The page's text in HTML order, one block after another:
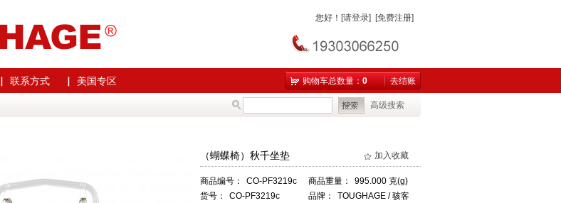
您好 ！ [请登录] [免费注册]
▏ 联系方式 ▏ 美国专区 购物车总数量： 0 去结账
高级搜索
（蝴蝶椅）秋千坐垫 加入收藏
商品编号： CO-PF3219c 商品重量：
995.000 克(g)
货号：
CO-PF3219c 品牌： TOUGHAGE / 骇客